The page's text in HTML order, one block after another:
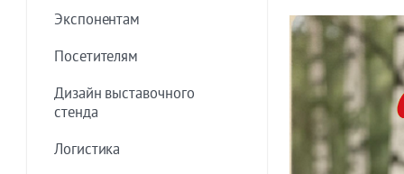
Экспонентам
Посетителям
Дизайн выставочного
стенда
Логистика